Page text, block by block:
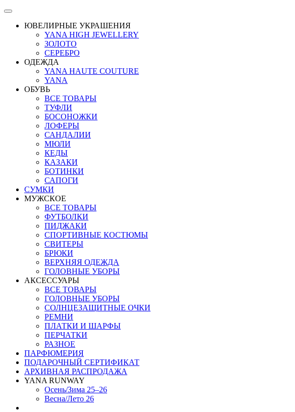
ЮВЕЛИРНЫЕ УКРАШЕНИЯ
YANA HIGH JEWELLERY
ЗОЛОТО
СЕРЕБРО
ОДЕЖДА
YANA HAUTE COUTURE
YANA
ОБУВЬ
ВСЕ ТОВАРЫ
ТУФЛИ
БОСОНОЖКИ
ЛОФЕРЫ
САНДАЛИИ
МЮЛИ
КЕДЫ
КАЗАКИ
БОТИНКИ
САПОГИ
СУМКИ
МУЖСКОЕ
ВСЕ ТОВАРЫ
ФУТБОЛКИ
ПИДЖАКИ
СПОРТИВНЫЕ КОСТЮМЫ
СВИТЕРЫ
БРЮКИ
ВЕРХНЯЯ ОДЕЖДА
ГОЛОВНЫЕ УБОРЫ
АКСЕССУАРЫ
ВСЕ ТОВАРЫ
ГОЛОВНЫЕ УБОРЫ
СОЛНЦЕЗАЩИТНЫЕ ОЧКИ
РЕМНИ
ПЛАТКИ И ШАРФЫ
ПЕРЧАТКИ
РАЗНОЕ
ПАРФЮМЕРИЯ
ПОДАРОЧНЫЙ СЕРТИФИКАТ
АРХИВНАЯ РАСПРОДАЖА
YANA RUNWAY
Осень/Зима 25–26
Весна/Лето 26